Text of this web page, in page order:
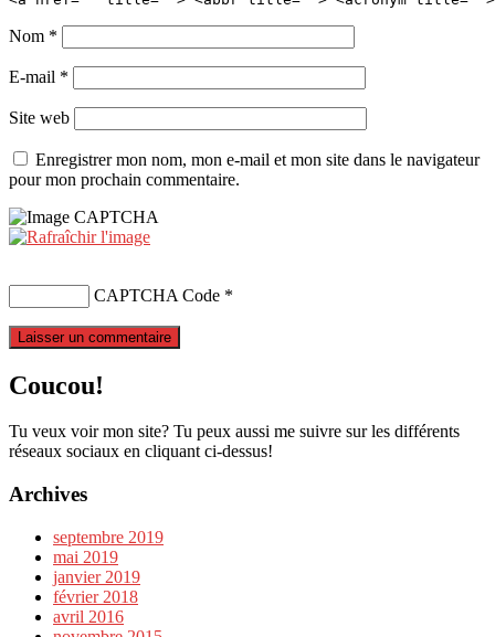
Nom *
E-mail *
Site web
Enregistrer mon nom, mon e-mail et mon site dans le navigateur
pour mon prochain commentaire.
CAPTCHA Code *
Coucou!
Tu veux voir mon site? Tu peux aussi me suivre sur les différents
réseaux sociaux en cliquant ci-dessus!
Archives
septembre 2019
mai 2019
janvier 2019
février 2018
avril 2016